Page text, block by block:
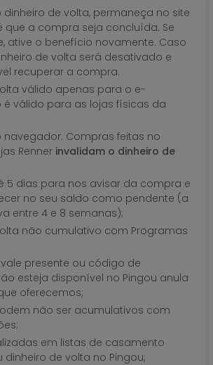
dinheiro de volta, permaneça no site
que a compra seja concluída. Se
ative o benefício novamente. Caso
de volta será desativado e
recuperar a compra.
válido apenas para o e-
é válido para as lojas físicas da
navegador. Compras feitas no
Renner invalidam o dinheiro de
5 dias para nos avisar da compra e
no seu saldo como pendente (a
entre 4 e 8 semanas);
não cumulativo com Programas
presente ou código de
esteja disponível no Pingou anula
oferecemos;
não ser acumulativos com
em listas de casamento
de volta no Pingou;